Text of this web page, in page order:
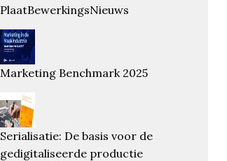
PlaatBewerkingsNieuws
Marketing Benchmark 2025
Serialisatie: De basis voor de
gedigitaliseerde productie